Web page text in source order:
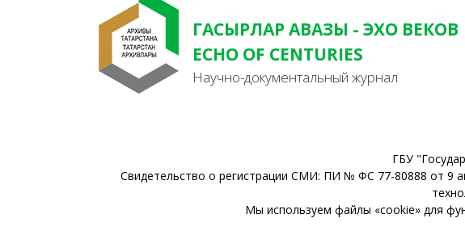
ГАСЫРЛАР АВАЗЫ - ЭХО ВЕКОВ
ECHO OF CENTURIES
Научно-документальный журнал
ГБУ
Свидетельство о регистрации СМИ: ПИ № ФС 77-80888 от 9
Мы используем файлы «cookie» для